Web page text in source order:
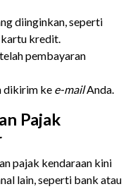
diinginkan, seperti
kartu kredit.
pembayaran
dikirim ke e-mailAnda.
Pajak
pajak kendaraan kini
lain, seperti bank atau